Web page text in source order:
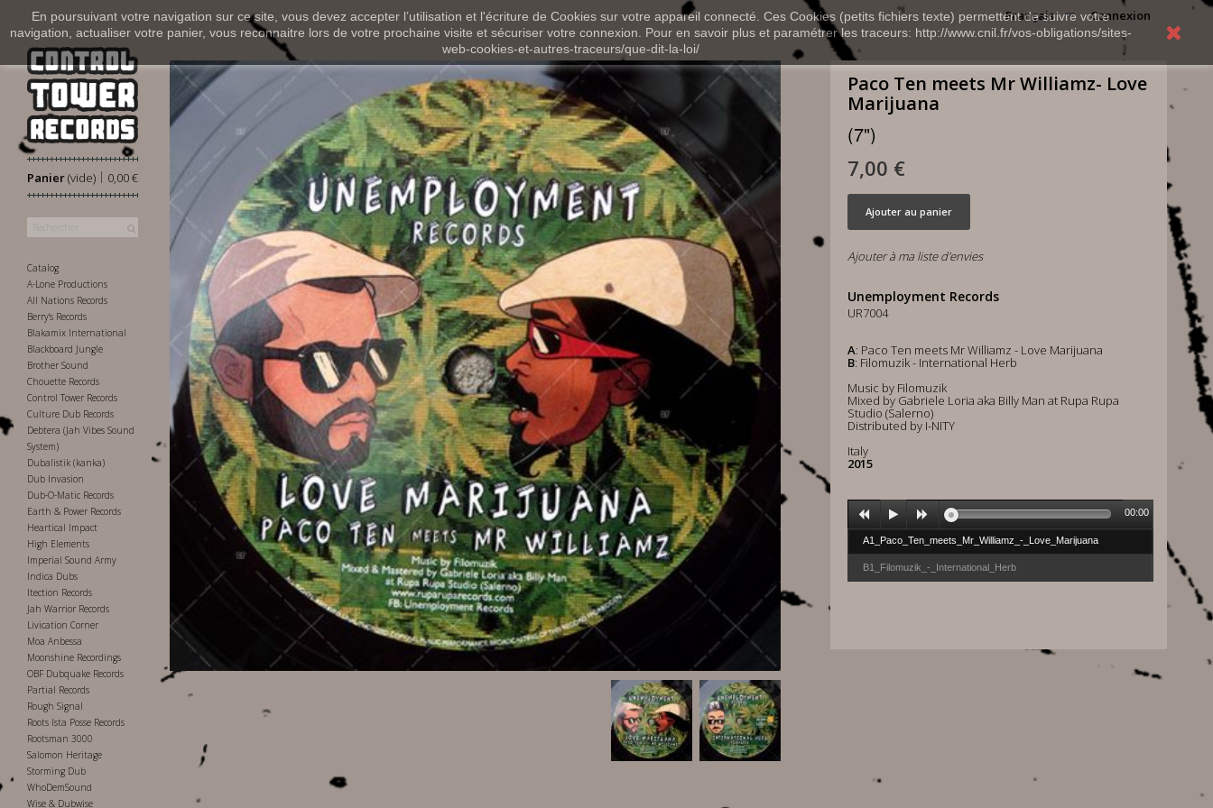
En poursuivant votre navigation sur ce site, vous devez accepter l’utilisation et l'écriture de Cookies sur votre appareil connecté. Ces Cookies (petits fichiers texte) permettent de suivre votre
navigation, actualiser votre panier, vous reconnaitre lors de votre prochaine visite et sécuriser votre connexion. Pour en savoir plus et paramétrer les traceurs: http://www.cnil.fr/vos-obligations/sites-
web-cookies-et-autres-traceurs/que-dit-la-loi/
Connexion
Français
Panier 0,00 €
|
(vide)
Catalog
A-Lone Productions
All Nations Records
Berry's Records
Blakamix International
Blackboard Jungle
Brother Sound
Chouette Records
Control Tower Records
Culture Dub Records
Debtera (Jah Vibes Sound
System)
Dubalistik (kanka)
Dub Invasion
Dub-O-Matic Records
Earth & Power Records
Heartical Impact
High Elements
Imperial Sound Army
Indica Dubs
Itection Records
Jah Warrior Records
Livication Corner
Moa Anbessa
Moonshine Recordings
OBF Dubquake Records
Partial Records
Rough Signal
Roots Ista Posse Records
Rootsman 3000
Salomon Heritage
Storming Dub
WhoDemSound
Wise & Dubwise
Paco Ten meets Mr Williamz- Love
Marijuana
(7")
7,00 €
Ajouter au panier
Ajouter à ma liste d'envies
Unemployment Records
UR7004
A: Paco Ten meets Mr Williamz - Love Marijuana
B: Filomuzik - International Herb
Music by Filomuzik
Mixed by Gabriele Loria aka Billy Man at Rupa Rupa
Studio (Salerno)
Distributed by I-NITY
Italy
2015
A1_Paco_Ten_meets_Mr_Williamz_-_Love_Marijuana
B1_Filomuzik_-_International_Herb
00:00